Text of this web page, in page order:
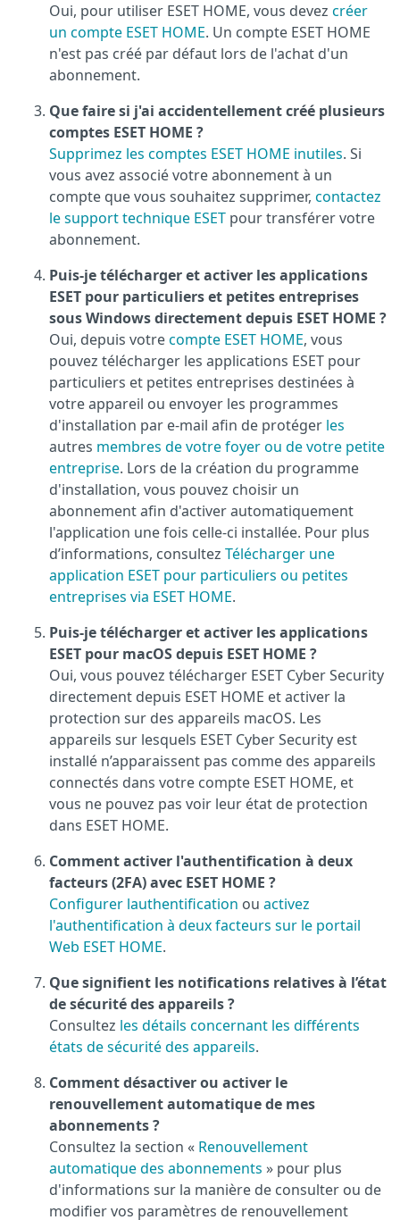
Oui, pour utiliser ESET HOME, vous devez créer
un compte ESET HOME. Un compte ESET HOME
n'est pas créé par défaut lors de l'achat d'un
abonnement.
Que faire si j'ai accidentellement créé plusieurs
comptes ESET HOME ?
Supprimez les comptes ESET HOME inutiles. Si
vous avez associé votre abonnement à un
compte que vous souhaitez supprimer, contactez
le support technique ESET pour transférer votre
abonnement.
Puis-je télécharger et activer les applications
ESET pour particuliers et petites entreprises
sous Windows directement depuis ESET HOME ?
Oui, depuis votrecompte ESET HOME, vous
pouvez télécharger les applications ESET pour
particuliers et petites entreprises destinées à
votre appareil ou envoyer les programmes
d'installation par e-mail afin de protéger les
autres membres de votre foyer ou de votre petite
entreprise. Lors de la création du programme
d'installation, vous pouvez choisir un
abonnement afin d'activer automatiquement
l'application une fois celle-ci installée. Pour plus
d’informations, consultez Télécharger une
application ESET pour particuliers ou petites
entreprises via ESET HOME.
Puis-je télécharger et activer les applications
ESET pour macOS depuis ESET HOME ?
Oui, vous pouvez télécharger ESET Cyber Security
directement depuis ESET HOME et activer la
protection sur des appareils macOS. Les
appareils sur lesquels ESET Cyber Security est
installé n’apparaissent pas comme des appareils
connectés dans votre compte ESET HOME, et
vous ne pouvez pas voir leur état de protection
dans ESET HOME.
Comment activer l'authentification à deux
facteurs (2FA) avec ESET HOME ?
Configurer lauthentification ou activez
l'authentification à deux facteurs sur le portail
Web ESET HOME.
Que signifient les notifications relatives à l’état
de sécurité des appareils ?
Consultez les détails concernant les différents
états de sécurité des appareils.
Comment désactiver ou activer le
renouvellement automatique de mes
abonnements ?
Consultez la section « Renouvellement
automatique des abonnements » pour plus
d'informations sur la manière de consulter ou de
modifier vos paramètres de renouvellement